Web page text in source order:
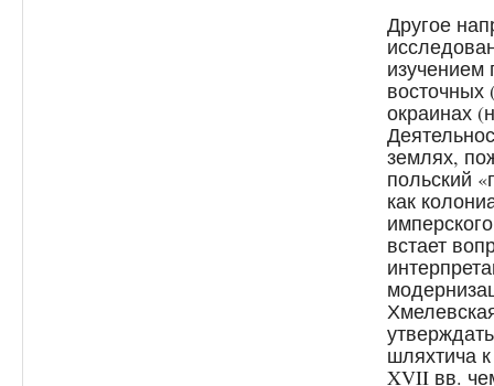
Другое
изучением
восточных
окраинах
землях,
польский
как
встает
шляхтича
XVII вв.